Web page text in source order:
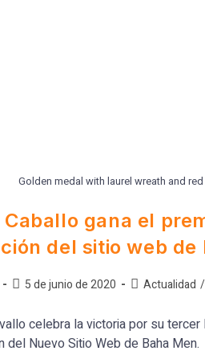
Golden medal with laurel wreath and
Caballo gana el
del sitio web de
5 de junio de 2020 Actualidad /
celebra la victoria por su
del Nuevo Sitio Web de Baha Men.